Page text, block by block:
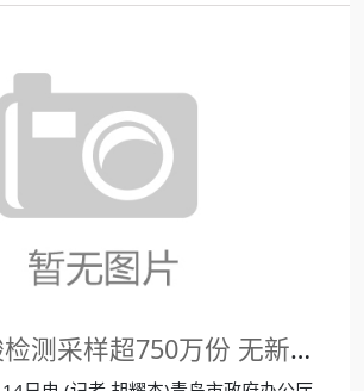
青岛已核酸检测采样超750万份 无新增阳性结果